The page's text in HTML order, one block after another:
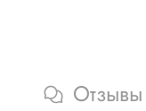
Отзывы